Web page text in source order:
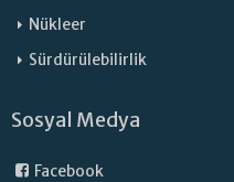
Nükleer
Sürdürülebilirlik
Sosyal Medya
Facebook